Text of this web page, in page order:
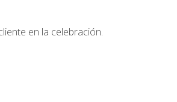
en la celebración.